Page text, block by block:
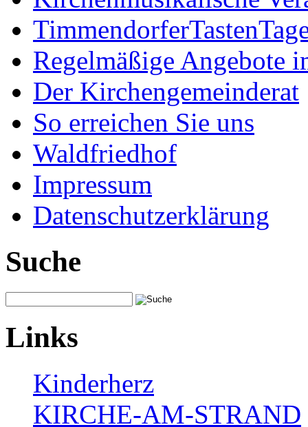
Regelmäßige Angebote
Der Kirchengemeinderat
So erreichen Sie uns
Waldfriedhof
Impressum
Datenschutzerklärung
Suche
Links
Kinderherz
KIRCHE-AM-STRAND